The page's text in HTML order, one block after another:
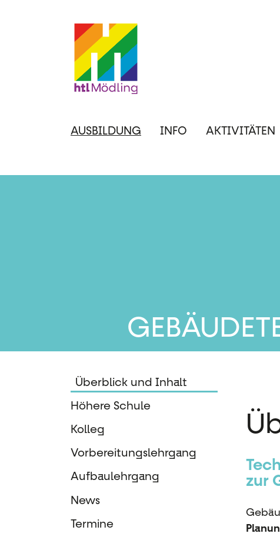
Hauptnavigation
AUSBILDUNG INFO AKTIVITÄTEN
Überblick und Inhalt
Höhere Schule
Kolleg
Vorbereitungslehrgang
Aufbaulehrgang
News
Termine
zur